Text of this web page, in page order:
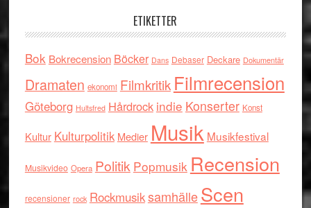
ETIKETTER
Bok Bokrecension Böcker Dans Debaser Deckare Dokumentär
Dramaten ekonomi Filmkritik Filmrecension
Göteborg Hultsfred Hårdrock indie Konserter Konst
Kultur Kulturpolitik Medier Musik Musikfestival
Musikvideo Opera Politik Popmusik Recension
recensioner rock RockmusiksamhälleScen